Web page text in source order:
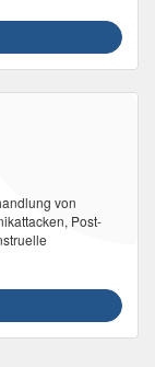
von
Post-